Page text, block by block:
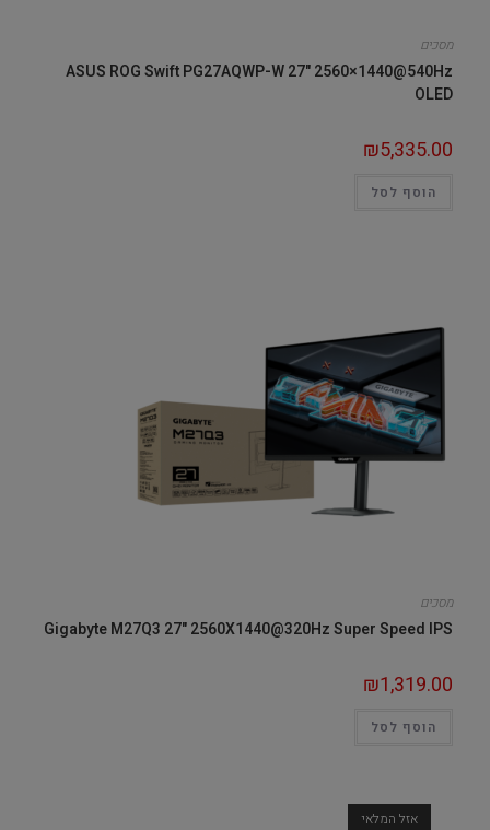
מסכים
ASUS ROG Swift PG27AQWP-W 27" 2560×1440@540Hz
OLED
₪5,335.00
הוסף לסל
מסכים
Gigabyte M27Q3 27" 2560X1440@320Hz Super Speed IPS
₪1,319.00
הוסף לסל
אזל המלאי